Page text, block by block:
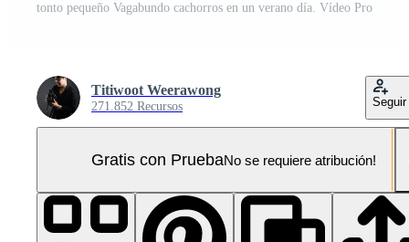
tonto pequeño Vagabundo cachorros en un verano día. Vídeo Pro
Titiwoot Weerawong
271.852 Recursos Seguir
Gratis con PruebaNo se requiere atribución!